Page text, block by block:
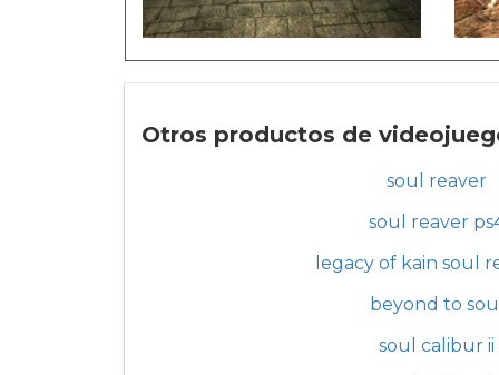
Otros productos de
soul reaver
soul reaver
legacy of kain soul
beyond to
soul calibur ii